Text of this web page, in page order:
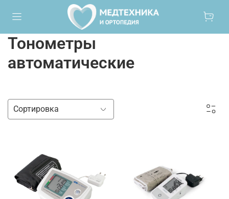
Тонометры
автоматические